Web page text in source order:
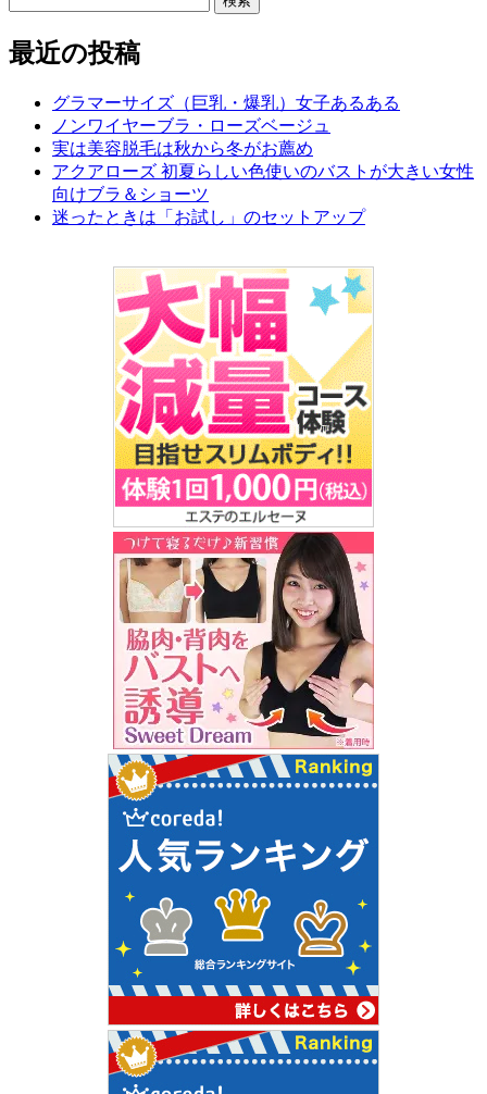
最近の投稿
グラマーサイズ（巨乳・爆乳）女子あるある
ノンワイヤーブラ・ローズベージュ
実は美容脱毛は秋から冬がお薦め
アクアローズ 初夏らしい色使いのバストが大きい女性
向けブラ＆ショーツ
迷ったときは「お試し」のセットアップ